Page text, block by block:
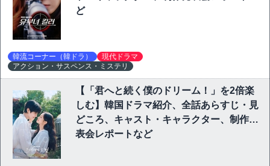
ど
韓流コーナー（韓ドラ）
現代ドラマ
アクション・サスペンス・ミステリ
【「君へと続く僕のドリーム！」を2倍楽
しむ】韓国ドラマ紹介、全話あらすじ・見
どころ、キャスト・キャラクター、制作発
表会レポートなど